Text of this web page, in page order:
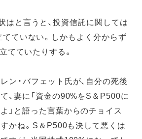
はと言うと、投資信託に関しては
ていない。しかもよく分からず
てていたりする。
ン・バフェット氏が、自分の死後
、妻に「資金の90%をS＆P500に
」と語った言葉からのチョイス
かね。S＆P500も決して悪くは